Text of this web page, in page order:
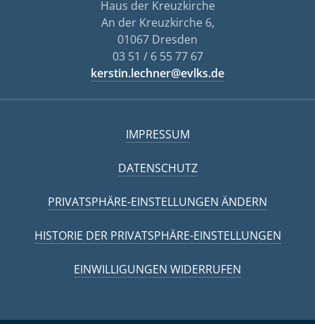
Haus der Kreuzkirche
An der Kreuzkirche 6,
01067 Dresden
03 51 / 6 55 77 67
kerstin.lechner@evlks.de
IMPRESSUM
DATENSCHUTZ
PRIVATSPHÄRE-EINSTELLUNGEN ÄNDERN
HISTORIE DER PRIVATSPHÄRE-EINSTELLUNGEN
EINWILLIGUNGEN WIDERRUFEN